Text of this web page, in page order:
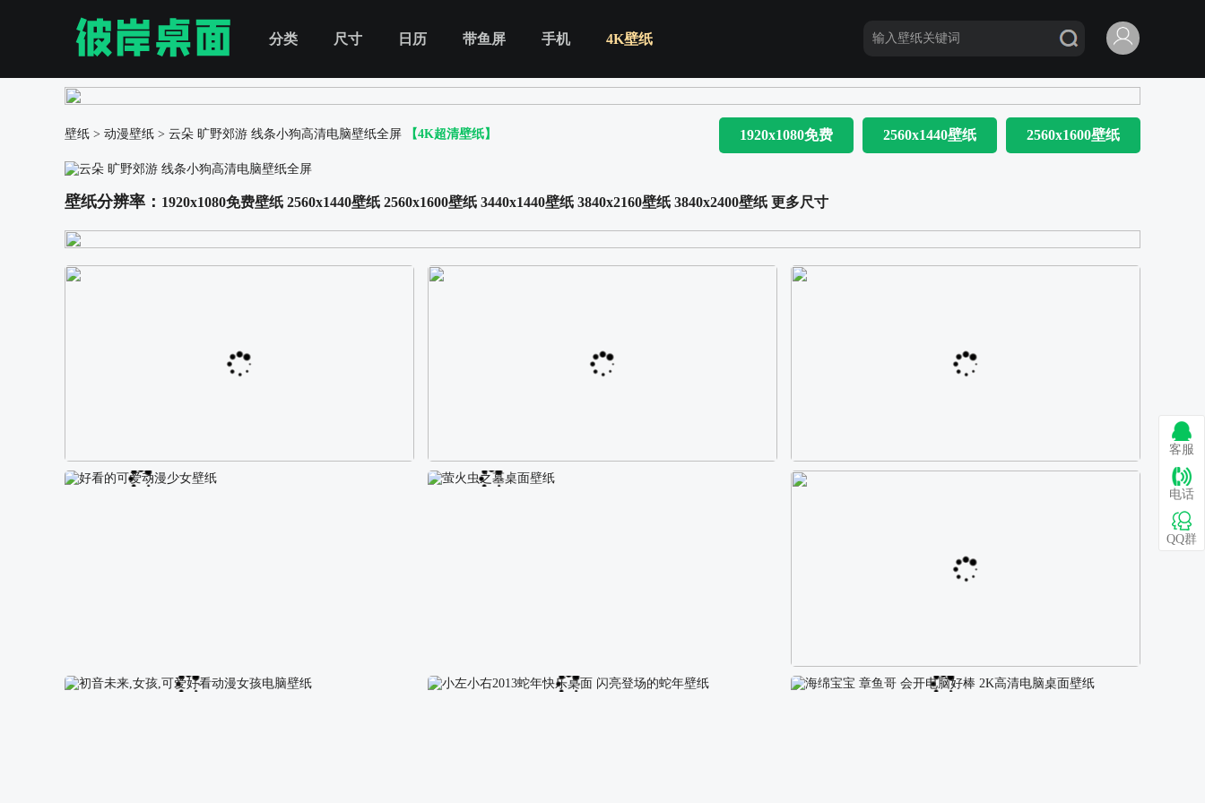
分类 尺寸 日历 带鱼屏 手机 4K壁纸
壁纸 > 动漫壁纸 > 云朵 旷野郊游 线条小狗高清电脑壁纸全屏 【4K超清壁纸】 1920x1080免费 2560x1440壁纸 2560x1600壁纸
壁纸分辨率： 1920x1080免费壁纸 2560x1440壁纸 2560x1600壁纸 3440x1440壁纸 3840x2160壁纸 3840x2400壁纸 更多尺寸
阿尔卑斯山区自然风景壁纸 校园长发可爱美女4K电脑壁纸 巴图 古风白衣女孩骑马壁纸
好看的可爱动漫少女壁纸 萤火虫之墓桌面壁纸
客服
电话
QQ群